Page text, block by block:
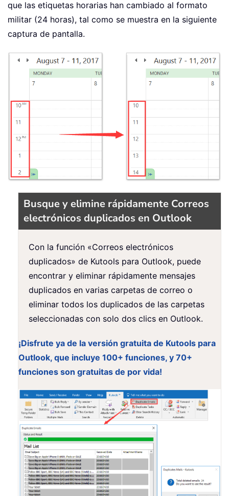
que las etiquetas horarias han cambiado al formato
militar (24 horas), tal como se muestra en la siguiente
captura de pantalla.
Busque y elimine rápidamente Correos
electrónicos duplicados en Outlook
Con la función «Correos electrónicos
duplicados» de Kutools para Outlook, puede
encontrar y eliminar rápidamente mensajes
duplicados en varias carpetas de correo o
eliminar todos los duplicados de las carpetas
seleccionadas con solo dos clics en Outlook.
¡Disfrute ya de la versión gratuita de Kutools para
Outlook, que incluye 100+ funciones, y 70+
funciones son gratuitas de por vida!